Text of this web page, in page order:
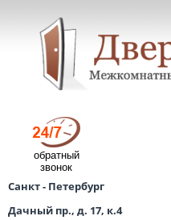
обратный
звонок
Санкт - Петербург
Дачный пр., д. 17, к.4